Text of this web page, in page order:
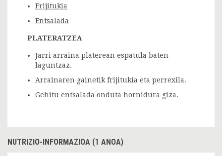
Frijitukia
Entsalada
PLATERATZEA
Jarri arraina platerean espatula baten
laguntzaz.
Arrainaren gainetik frijitukia eta perrexila.
Gehitu entsalada onduta hornidura giza.
NUTRIZIO-INFORMAZIOA (1 ANOA)